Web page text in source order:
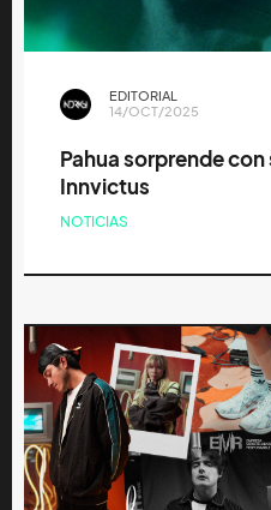
EDITORIAL
14/OCT/2025
Pahua sorprende
Innvictus
NOTICIAS